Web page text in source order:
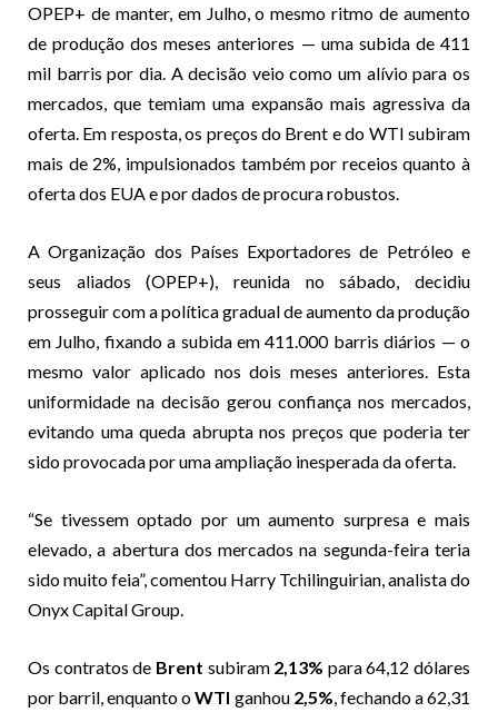
OPEP+ de manter, em Julho, o mesmo ritmo de aumento
de produção dos meses anteriores — uma subida de 411
mil barris por dia. A decisão veio como um alívio para os
mercados, que temiam uma expansão mais agressiva da
oferta. Em resposta, os preços do Brent e do WTI subiram
mais de 2%, impulsionados também por receios quanto à
oferta dos EUA e por dados de procura robustos.
A Organização dos Países Exportadores de Petróleo e
seus aliados (OPEP+), reunida no sábado, decidiu
prosseguir com a política gradual de aumento da produção
em Julho, fixando a subida em 411.000 barris diários — o
mesmo valor aplicado nos dois meses anteriores. Esta
uniformidade na decisão gerou confiança nos mercados,
evitando uma queda abrupta nos preços que poderia ter
sido provocada por uma ampliação inesperada da oferta.
“Se tivessem optado por um aumento surpresa e mais
elevado, a abertura dos mercados na segunda-feira teria
sido muito feia”, comentou Harry Tchilinguirian, analista do
Onyx Capital Group.
Os contratos de Brent subiram 2,13% para 64,12 dólares
por barril, enquanto oWTI ganhou 2,5%, fechando a 62,31